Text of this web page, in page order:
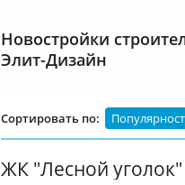
Новостройки
Элит-Дизайн
Сортировать по:
ЖК "Лесной уголок"